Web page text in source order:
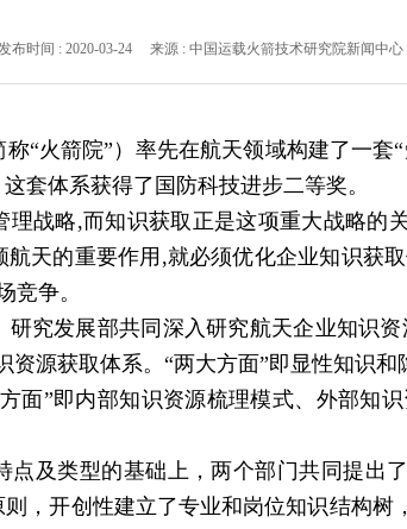
布时间 : 2020-03-24 来源 : 中国运载火箭技术研究院新闻中心
火箭院”）率先在航天领域构建了一套“
套体系获得了国防科技进步二等奖。
略,而知识获取正是这项重大战略的
天的重要作用,就必须优化企业知识获
竞争。
发展部共同深入研究航天企业知识资
源获取体系。“两大方面”即显性知识
面”即内部知识资源梳理模式、外部知
及类型的基础上，两个部门共同提出
，开创性建立了专业和岗位知识结构树